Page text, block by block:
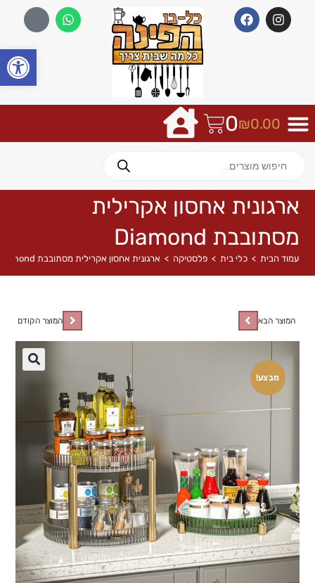
₪0.00
0
ארגונית אחסון אקרילית
מסתובבת Diamond
עמוד הבית > כלי בית > פלסטיקה > ארגונית אחסון אקרילית מסתובבת Diamond
מבצע!
המוצר הקודם המוצר הבא